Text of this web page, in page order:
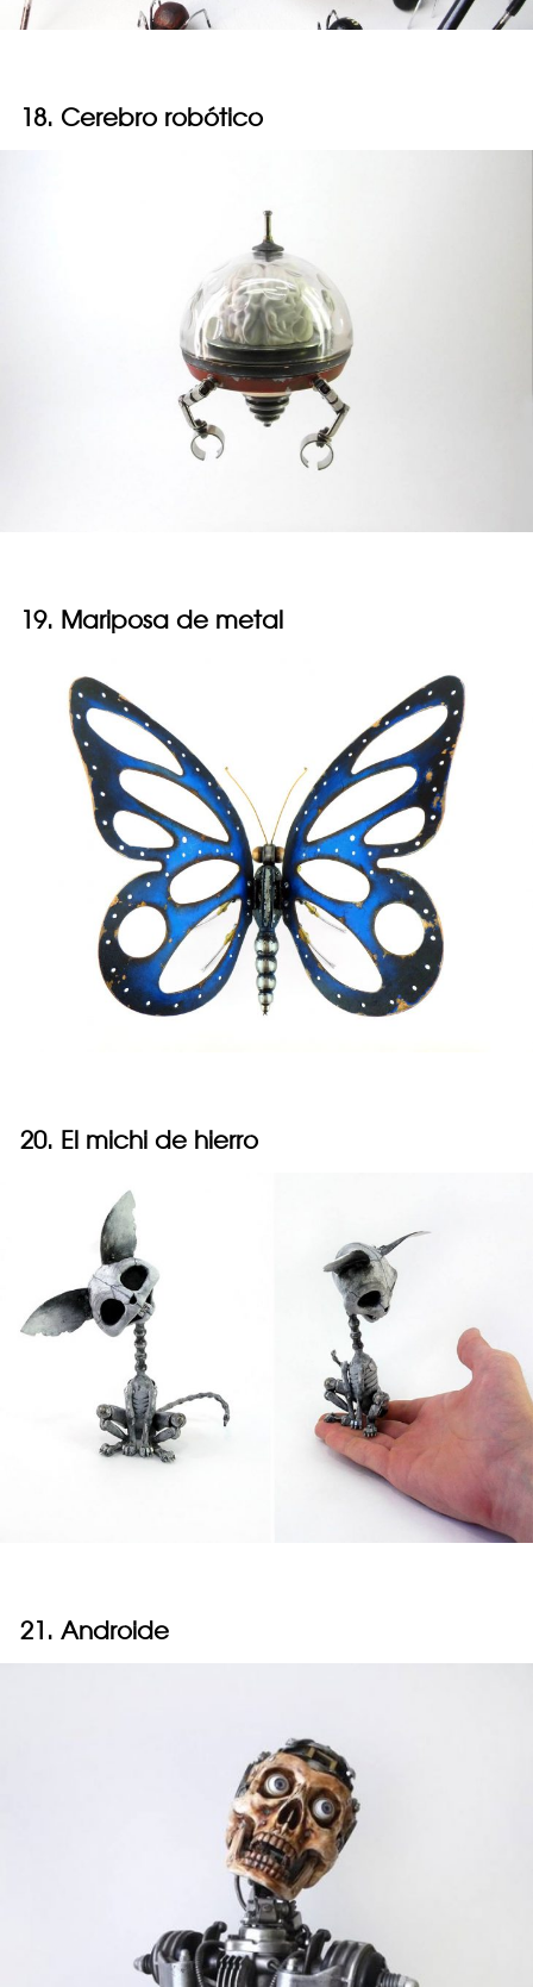
18. Cerebro robótico
19. Mariposa de metal
20. El michi de hierro
21. Androide